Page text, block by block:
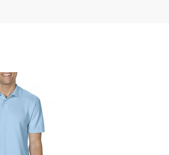
Szépség, egészség
Szerelés, autó
Tárca, kulcstartó